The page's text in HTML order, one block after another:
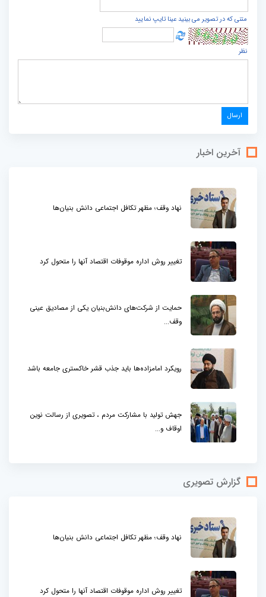
متنی که در تصویر می بینید عینا تایپ نمایید
نظر
آخرین اخبار
نهاد وقف؛ مظهر تکافل اجتماعی دانش بنیان‌ها
تغییر روش اداره موقوفات اقتصاد آنها را متحول کرد
حمایت از شرکت‌های دانش‌بنیان یکی از مصادیق عینی
وقف...
رویکرد امامزاده‌ها باید جذب قشر خاکستری جامعه باشد
جهش تولید با مشارکت مردم ، تصویری از رسالت نوین
اوقاف و...
گزارش تصویری
نهاد وقف؛ مظهر تکافل اجتماعی دانش بنیان‌ها
تغییر روش اداره موقوفات اقتصاد آنها را متحول کرد